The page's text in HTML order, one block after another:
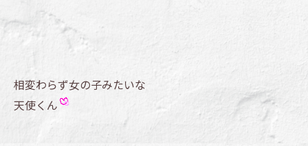
相変わらず女の子みたいな
天使くん